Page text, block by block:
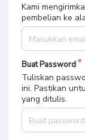
Kami
pembelian ke
Buat Password
Tuliskan
ini. Pastikan
yang ditulis.